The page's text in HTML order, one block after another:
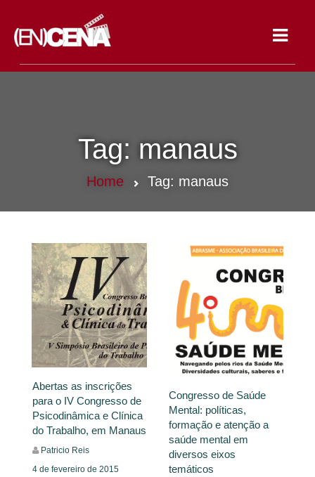
Tag: manaus
Home Tag: manaus
Abertas as inscrições
para o IV Congresso de
Psicodinâmica e Clínica
do Trabalho, em Manaus
Patricio Reis
4 de fevereiro de 2015
Congresso de Saúde
Mental: políticas,
formação e atenção a
saúde mental em
diversos eixos
temáticos